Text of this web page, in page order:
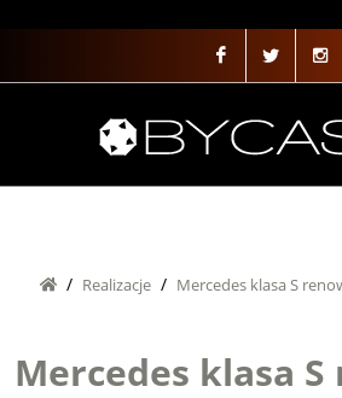
Realizacje Mercedes klasa S
Mercedes klasa